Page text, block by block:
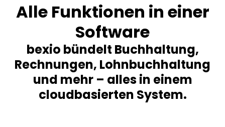
Alle Funktionen in einer
Software
bexio bündelt Buchhaltung,
Rechnungen, Lohnbuchhaltung
und mehr – alles in einem
cloudbasierten System.